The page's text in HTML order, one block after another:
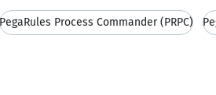
PegaRules Process Commander (PRPC)